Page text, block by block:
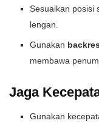
Sesuaikan posisi
lengan.
Gunakan
membawa
Jaga
Gunakan